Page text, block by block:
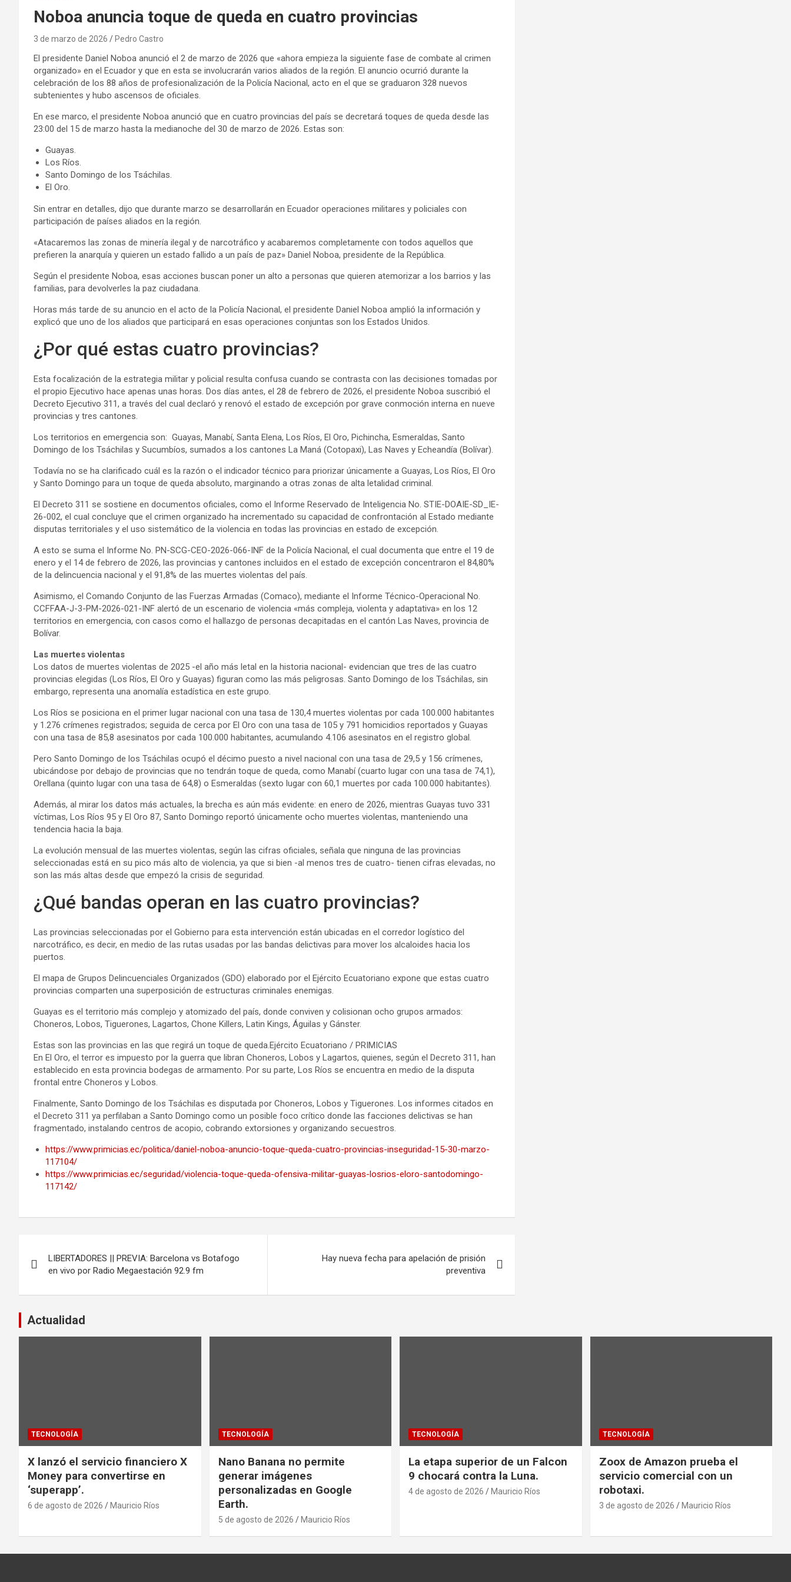
Noboa anuncia toque de queda en cuatro provincias
3 de marzo de 2026 Pedro Castro
El presidente Daniel Noboa anunció el 2 de marzo de 2026 que «ahora empieza la siguiente fase de combate al crimen
organizado» en el Ecuador y que en esta se involucrarán varios aliados de la región. El anuncio ocurrió durante la
celebración de los 88 años de profesionalización de la Policía Nacional, acto en el que se graduaron 328 nuevos
subtenientes y hubo ascensos de oficiales.
En ese marco, el presidente Noboa anunció que en cuatro provincias del país se decretará toques de queda desde las
23:00 del 15 de marzo hasta la medianoche del 30 de marzo de 2026. Estas son:
Guayas.
Los Ríos.
Santo Domingo de los Tsáchilas.
El Oro.
Sin entrar en detalles, dijo que durante marzo se desarrollarán en Ecuador operaciones militares y policiales con
participación de países aliados en la región.
«Atacaremos las zonas de minería ilegal y de narcotráfico y acabaremos completamente con todos aquellos que
prefieren la anarquía y quieren un estado fallido a un país de paz» Daniel Noboa, presidente de la República.
Según el presidente Noboa, esas acciones buscan poner un alto a personas que quieren atemorizar a los barrios y las
familias, para devolverles la paz ciudadana.
Horas más tarde de su anuncio en el acto de la Policía Nacional, el presidente Daniel Noboa amplió la información y
explicó que uno de los aliados que participará en esas operaciones conjuntas son los Estados Unidos.
¿Por qué estas cuatro provincias?
Esta focalización de la estrategia militar y policial resulta confusa cuando se contrasta con las decisiones tomadas por
el propio Ejecutivo hace apenas unas horas. Dos días antes, el 28 de febrero de 2026, el presidente Noboa suscribió el
Decreto Ejecutivo 311, a través del cual declaró y renovó el estado de excepción por grave conmoción interna en nueve
provincias y tres cantones.
Los territorios en emergencia son: Guayas, Manabí, Santa Elena, Los Ríos, El Oro, Pichincha, Esmeraldas, Santo
Domingo de los Tsáchilas y Sucumbíos, sumados a los cantones La Maná (Cotopaxi), Las Naves y Echeandía (Bolívar).
Todavía no se ha clarificado cuál es la razón o el indicador técnico para priorizar únicamente a Guayas, Los Ríos, El Oro
y Santo Domingo para un toque de queda absoluto, marginando a otras zonas de alta letalidad criminal.
El Decreto 311 se sostiene en documentos oficiales, como el Informe Reservado de Inteligencia No. STIE-DOAIE-SD_IE-
26-002, el cual concluye que el crimen organizado ha incrementado su capacidad de confrontación al Estado mediante
disputas territoriales y el uso sistemático de la violencia en todas las provincias en estado de excepción.
A esto se suma el Informe No. PN-SCG-CEO-2026-066-INF de la Policía Nacional, el cual documenta que entre el 19 de
enero y el 14 de febrero de 2026, las provincias y cantones incluidos en el estado de excepción concentraron el 84,80%
de la delincuencia nacional y el 91,8% de las muertes violentas del país.
Asimismo, el Comando Conjunto de las Fuerzas Armadas (Comaco), mediante el Informe Técnico-Operacional No.
CCFFAA-J-3-PM-2026-021-INF alertó de un escenario de violencia «más compleja, violenta y adaptativa» en los 12
territorios en emergencia, con casos como el hallazgo de personas decapitadas en el cantón Las Naves, provincia de
Bolívar.
Las muertes violentas
Los datos de muertes violentas de 2025 -el año más letal en la historia nacional- evidencian que tres de las cuatro
provincias elegidas (Los Ríos, El Oro y Guayas) figuran como las más peligrosas. Santo Domingo de los Tsáchilas, sin
embargo, representa una anomalía estadística en este grupo.
Los Ríos se posiciona en el primer lugar nacional con una tasa de 130,4 muertes violentas por cada 100.000 habitantes
y 1.276 crímenes registrados; seguida de cerca por El Oro con una tasa de 105 y 791 homicidios reportados y Guayas
con una tasa de 85,8 asesinatos por cada 100.000 habitantes, acumulando 4.106 asesinatos en el registro global.
Pero Santo Domingo de los Tsáchilas ocupó el décimo puesto a nivel nacional con una tasa de 29,5 y 156 crímenes,
ubicándose por debajo de provincias que no tendrán toque de queda, como Manabí (cuarto lugar con una tasa de 74,1),
Orellana (quinto lugar con una tasa de 64,8) o Esmeraldas (sexto lugar con 60,1 muertes por cada 100.000 habitantes).
Además, al mirar los datos más actuales, la brecha es aún más evidente: en enero de 2026, mientras Guayas tuvo 331
víctimas, Los Ríos 95 y El Oro 87, Santo Domingo reportó únicamente ocho muertes violentas, manteniendo una
tendencia hacia la baja.
La evolución mensual de las muertes violentas, según las cifras oficiales, señala que ninguna de las provincias
seleccionadas está en su pico más alto de violencia, ya que si bien -al menos tres de cuatro- tienen cifras elevadas, no
son las más altas desde que empezó la crisis de seguridad.
¿Qué bandas operan en las cuatro provincias?
Las provincias seleccionadas por el Gobierno para esta intervención están ubicadas en el corredor logístico del
narcotráfico, es decir, en medio de las rutas usadas por las bandas delictivas para mover los alcaloides hacia los
puertos.
El mapa de Grupos Delincuenciales Organizados (GDO) elaborado por el Ejército Ecuatoriano expone que estas cuatro
provincias comparten una superposición de estructuras criminales enemigas.
Guayas es el territorio más complejo y atomizado del país, donde conviven y colisionan ocho grupos armados:
Choneros, Lobos, Tiguerones, Lagartos, Chone Killers, Latin Kings, Águilas y Gánster.
Estas son las provincias en las que regirá un toque de queda.Ejército Ecuatoriano / PRIMICIAS
En El Oro, el terror es impuesto por la guerra que libran Choneros, Lobos y Lagartos, quienes, según el Decreto 311, han
establecido en esta provincia bodegas de armamento. Por su parte, Los Ríos se encuentra en medio de la disputa
frontal entre Choneros y Lobos.
Finalmente, Santo Domingo de los Tsáchilas es disputada por Choneros, Lobos y Tiguerones. Los informes citados en
el Decreto 311 ya perfilaban a Santo Domingo como un posible foco crítico donde las facciones delictivas se han
fragmentado, instalando centros de acopio, cobrando extorsiones y organizando secuestros.
https://www.primicias.ec/politica/daniel-noboa-anuncio-toque-queda-cuatro-provincias-inseguridad-15-30-marzo-
117104/
https://www.primicias.ec/seguridad/violencia-toque-queda-ofensiva-militar-guayas-losrios-eloro-santodomingo-
117142/
de
entradas
LIBERTADORES || PREVIA: Barcelona vs Botafogo
en vivo por Radio Megaestación 92.9 fm
Hay nueva fecha para apelación de prisión
preventiva
Actualidad
TECNOLOGÍA
X lanzó el servicio financiero X
Money para convertirse en
‘superapp’.
6 de agosto de 2026 Mauricio Ríos
TECNOLOGÍA
Nano Banana no permite
generar imágenes
personalizadas en Google
Earth.
5 de agosto de 2026 Mauricio Ríos
TECNOLOGÍA
La etapa superior de un Falcon
9 chocará contra la Luna.
4 de agosto de 2026 Mauricio Ríos
TECNOLOGÍA
Zoox de Amazon prueba el
servicio comercial con un
robotaxi.
3 de agosto de 2026 Mauricio Ríos